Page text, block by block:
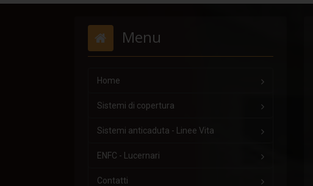
Menu
Home
Sistemi di copertura
Sistemi anticaduta - Linee Vita
ENFC - Lucernari
Contatti